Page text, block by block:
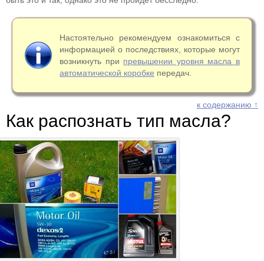
Настоятельно рекомендуем ознакомиться с
информацией о последствиях, которые могут
возникнуть при превышении уровня масла в
автоматической коробке передач.
к содержанию ↑
Как распознать тип масла?